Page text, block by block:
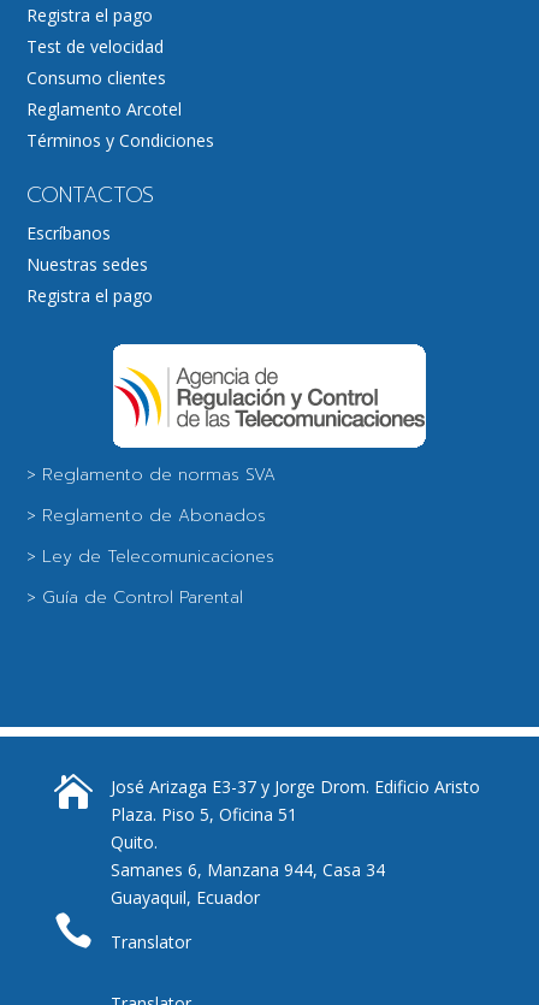
Registra el pago
Test de velocidad
Consumo clientes
Reglamento Arcotel
Términos y Condiciones
CONTACTOS
Escríbanos
Nuestras sedes
Registra el pago
> Reglamento de normas SVA
> Reglamento de Abonados
> Ley de Telecomunicaciones
> Guía de Control Parental

José Arizaga E3-37 y Jorge Drom. Edificio Aristo
Plaza. Piso 5, Oficina 51
Quito.
Samanes 6, Manzana 944, Casa 34
Guayaquil, Ecuador
 Translator